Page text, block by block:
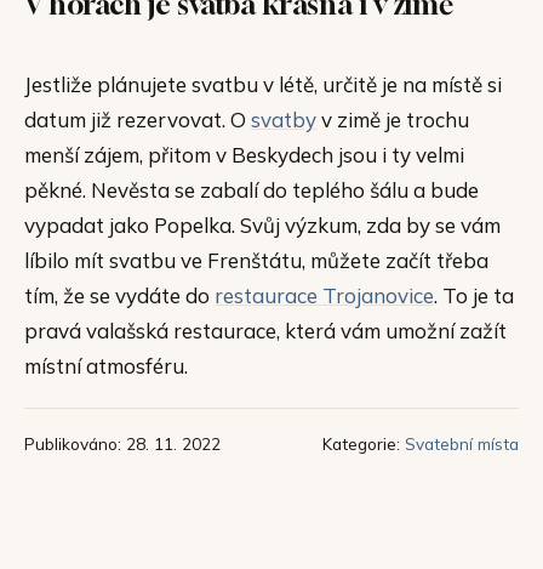
Jestliže plánujete svatbu v létě, určitě je na místě si
datum již rezervovat. O svatbyv zimě je trochu
menší zájem, přitom v Beskydech jsou i ty velmi
pěkné. Nevěsta se zabalí do teplého šálu a bude
vypadat jako Popelka. Svůj výzkum, zda by se vám
líbilo mít svatbu ve Frenštátu, můžete začít třeba
tím, že se vydáte do restaurace Trojanovice. To je ta
pravá valašská restaurace, která vám umožní zažít
místní atmosféru.
Publikováno: 28. 11. 2022 Kategorie: Svatební místa